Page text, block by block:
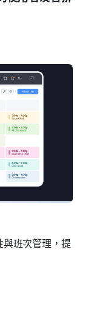
班次管理，提